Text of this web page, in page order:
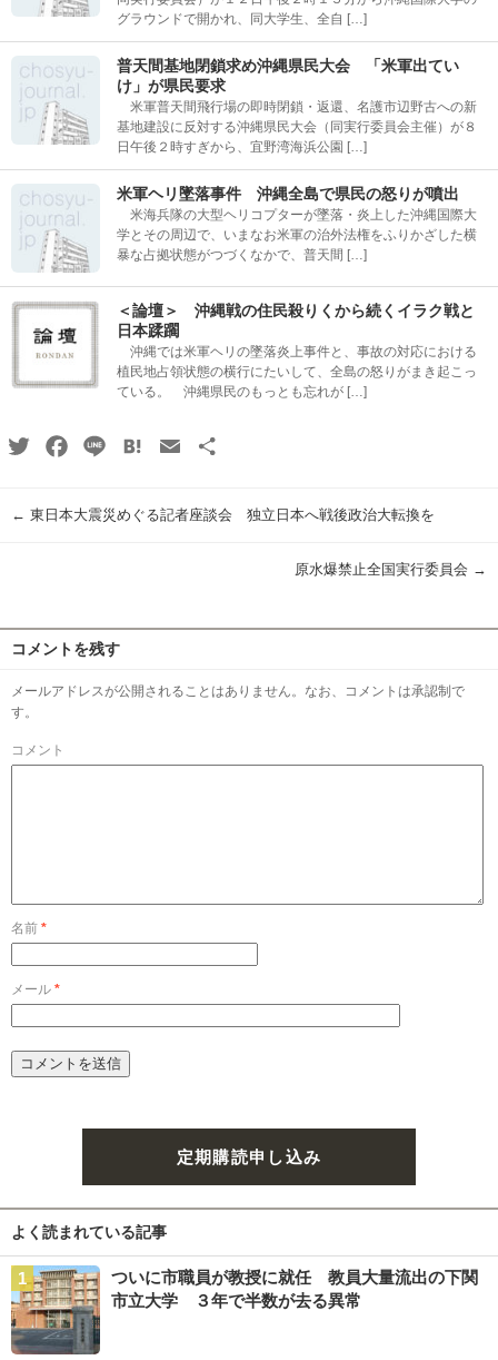
グラウンドで開かれ、同大学生、全自 […]
普天間基地閉鎖求め沖縄県民大会 「米軍出てい
け」が県民要求
米軍普天間飛行場の即時閉鎖・返還、名護市辺野古への新
基地建設に反対する沖縄県民大会（同実行委員会主催）が８
日午後２時すぎから、宜野湾海浜公園 […]
米軍ヘリ墜落事件 沖縄全島で県民の怒りが噴出
米海兵隊の大型ヘリコプターが墜落・炎上した沖縄国際大
学とその周辺で、いまなお米軍の治外法権をふりかざした横
暴な占拠状態がつづくなかで、普天間 […]
＜論壇＞ 沖縄戦の住民殺りくから続くイラク戦と
日本蹂躙
沖縄では米軍ヘリの墜落炎上事件と、事故の対応における
植民地占領状態の横行にたいして、全島の怒りがまき起こっ
ている。 沖縄県民のもっとも忘れが […]
TwitterFacebook
Line HatenaEmail
← 東日本大震災めぐる記者座談会 独立日本へ戦後政治大転換を
原水爆禁止全国実行委員会 →
コメントを残す
メールアドレスが公開されることはありません。なお、コメントは承認制で
す。
コメント
名前 *
メール *
定期購読申し込み
よく読まれている記事
ついに市職員が教授に就任 教員大量流出の下関
市立大学 ３年で半数が去る異常